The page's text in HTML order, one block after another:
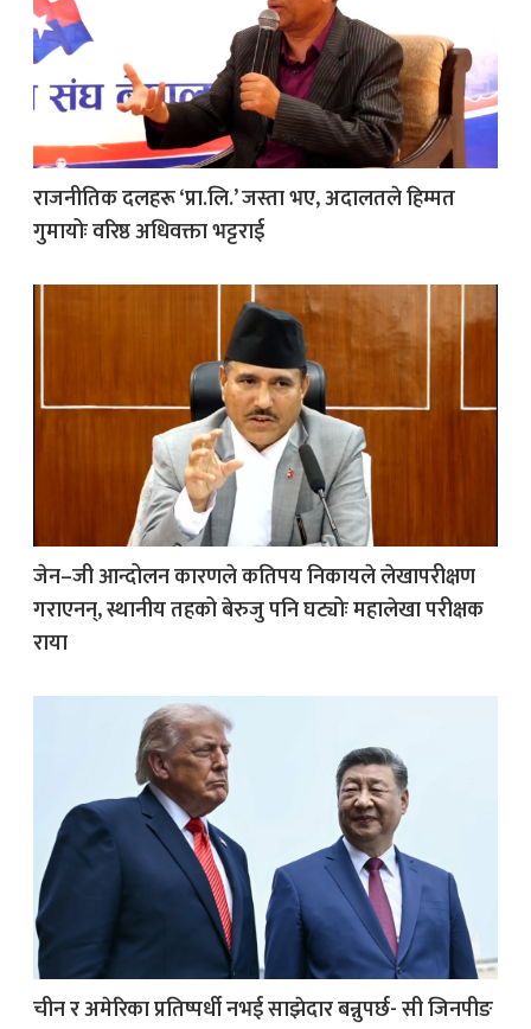
राजनीतिक दलहरू ‘प्रा.लि.’ जस्ता भए, अदालतले हिम्मत
गुमायोः वरिष्ठ अधिवक्ता भट्टराई
जेन–जी आन्दोलन कारणले कतिपय निकायले लेखापरीक्षण
गराएनन्, स्थानीय तहको बेरुजु पनि घट्योः महालेखा परीक्षक
राया
चीन र अमेरिका प्रतिष्पर्धी नभई साझेदार बन्नुपर्छ- सी जिनपीङ